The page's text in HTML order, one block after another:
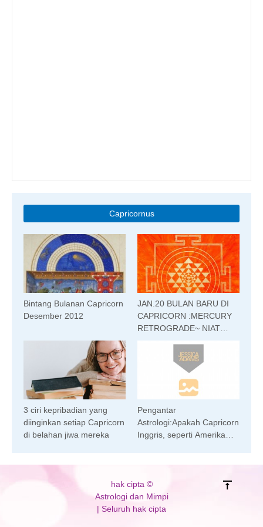
Capricornus
Bintang Bulanan Capricorn
Desember 2012
JAN.20 BULAN BARU DI
CAPRICORN :MERCURY
RETROGRADE~ NIAT
3 ciri kepribadian yang
diinginkan setiap Capricorn
di belahan jiwa mereka
Pengantar
Astrologi:Apakah Capricorn
Inggris, seperti Amerika
hak cipta ©
Astrologi dan Mimpi
| Seluruh hak cipta